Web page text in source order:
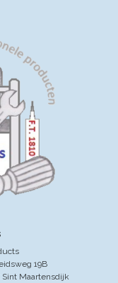
19B
Sint Maartensdijk